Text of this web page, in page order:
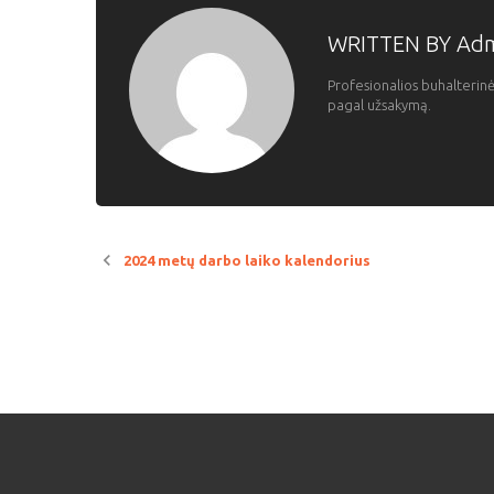
WRITTEN BY
Profesionalios
pagal užsakymą.
2024 metų darbo laiko kalendorius